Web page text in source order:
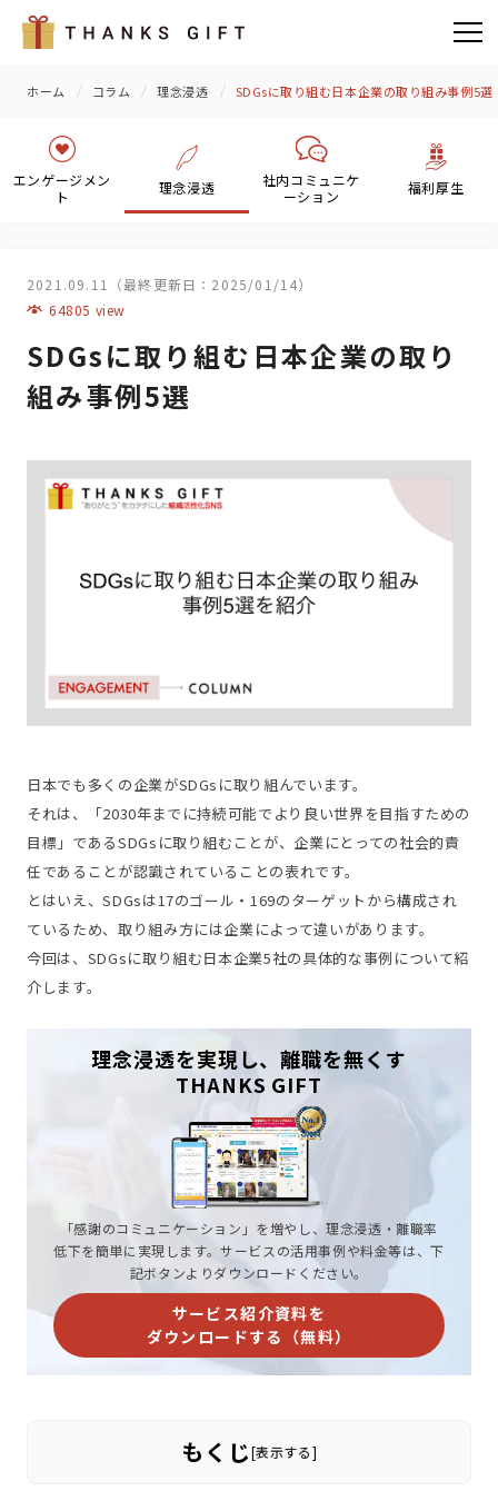
ホーム コラム 理念浸透 SDGsに取り組む日本企業の取り組み事例5選
エンゲージメン
ト
理念浸透
社内コミュニケ
ーション
福利厚生
2021.09.11（最終更新日：2025/01/14）
64805 view
SDGsに取り組む日本企業の取り
組み事例5選
日本でも多くの企業がSDGsに取り組んでいます。
それは、「2030年までに持続可能でより良い世界を目指すための
目標」であるSDGsに取り組むことが、企業にとっての社会的責
任であることが認識されていることの表れです。
とはいえ、SDGsは17のゴール・169のターゲットから構成され
ているため、取り組み方には企業によって違いがあります。
今回は、SDGsに取り組む日本企業5社の具体的な事例について紹
介します。
理念浸透を実現し、離職を無くす
THANKS GIFT
「感謝のコミュニケーション」を増やし、理念浸透・離職率
低下を簡単に実現します。サービスの活用事例や料金等は、下
記ボタンよりダウンロードください。
サービス紹介資料を
ダウンロードする（無料）
もくじ[表示する]